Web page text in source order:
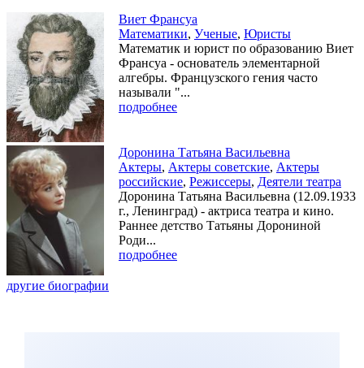
Виет Франсуа
Математики, Ученые, Юристы
Математик и юрист по образованию Виет
Франсуа - основатель элементарной
алгебры. Французского гения часто
называли "...
подробнее
Доронина Татьяна Васильевна
Актеры, Актеры советские, Актеры
российские, Режиссеры, Деятели театра
Доронина Татьяна Васильевна (12.09.1933
г., Ленинград) - актриса театра и кино.
Раннее детство Татьяны Дорониной
Роди...
подробнее
другие биографии